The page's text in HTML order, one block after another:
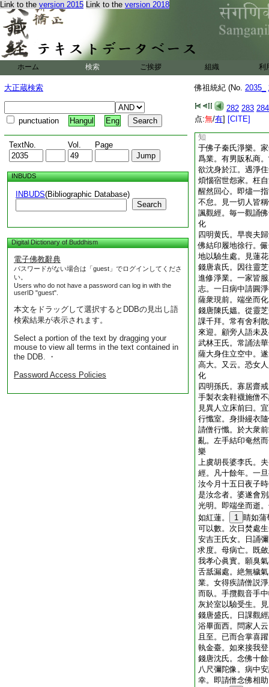
Link to the version 2015 Link to the version 2018
ホーム 検索 ご挨拶 組織 利
大正蔵検索
punctuation Hangul Eng
TextNo. Vol. Page
INBUDS
INBUDS(Bibliographic Database)
Search
Digital Dictionary of Buddhism
電子佛教辭典
パスワードがない場合は「guest」でログインしてくださ
い。
Users who do not have a password can log in with the
userID "guest".
本文をドラッグして選択するとDDBの見出し語
検索結果が表示されます。
Select a portion of the text by dragging your
mouse to view all terms in the text contained in
the DDB. ・
Password Access Policies
佛祖統紀 (No. 2035_
282 283 284
点:無/有] [CITE]
懺。自見其身著新
念佛。謂家人曰。
於淨土待汝。即右
秦氏淨堅。家松江
晨昏修彌陀懺。日
入室中。面西念佛
鄭氏淨安。家錢唐
得疾禱之於佛。聞
得自怠。又見佛身
坐。令男僧義修諷
女夢母報曰吾已得
知
于佛子秦氏淨樂。
爲業。有男販私商
欲沈身於江。遇淨
煩惱宿世怨家。枉
醒然回心。即燼一
不怠。見一切人皆
諷觀經。毎一觀誦
化
四明黄氏。早喪夫
佛結印履地徐行。
地以驗生處。見蓮
錢唐袁氏。因往靈
進修淨業。一家皆
志。一日病中請圓
薩衆現前。端坐而化
錢唐陳氏媼。從靈
課千拜。常有舍利
來迎。顧旁人語未
武林王氏。常誦法
薩大身住立空中。
高大。又云。恐女
化
四明孫氏。寡居齋
手製衣衾鞋襪施僧
見異人立床前曰。
行懺室。身掛縵衣
請僧行懺。於大衆
亂。左手結印奄然
樂
上虞胡長婆李氏。
經。凡十餘年。一
汝今月十五日夜子
是汝念者。婆遂會
光明。即端坐而逝
如紅蓮。
1 睛如蒲
可以數。次日焚處
安吉王氏女。日誦
求度。母病亡。既
我孝心眞實。願臭
舌舐漏處。絶無穢
業。女得疾請僧説
而臥。手攬觀音手
灰於室以驗受生。
錢唐盛氏。日課觀
浴畢面西。問家人
且至。已而合掌喜
執金臺。如來接我
錢唐沈氏。念佛十
八尺彌陀像。病中
幸。即請僧念佛相